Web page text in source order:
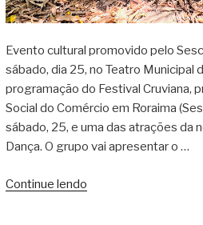
Evento cultural promovido pelo
sábado, dia 25, no Teatro Municipal
programação do Festival Cruviana,
Social do Comércio em Roraima
sábado, 25, e uma das atrações da
Dança. O grupo vai apresentar o …
Continue lendo